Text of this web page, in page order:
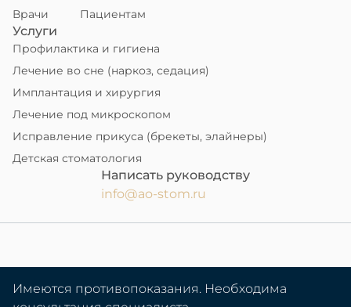
Врачи
Пациентам
Услуги
Профилактика и гигиена
Лечение во сне (наркоз, седация)
Имплантация и хирургия
Лечение под микроскопом
Исправление прикуса (брекеты, элайнеры)
Детская стоматология
Написать руководству
info@ao-stom.ru
Имеются противопоказания. Необходима